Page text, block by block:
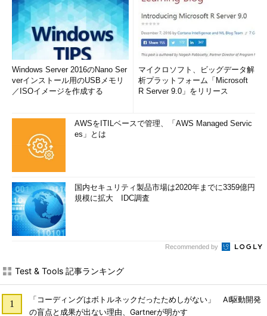
Windows Server 2016のNano Ser
verインストール用のUSBメモリ
／ISOイメージを作成する
マイクロソフト、ビッグデータ解
析プラットフォーム「Microsoft
R Server 9.0」をリリース
AWSをITILベースで管理、「AWS Managed Servic
es」とは
国内セキュリティ製品市場は2020年までに3359億円
規模に拡大 IDC調査
Recommended by
Test & Tools 記事ランキング
「コーディングはボトルネックだったためしがない」 AI駆動開発
の盲点と成果が出ない理由、Gartnerが明かす